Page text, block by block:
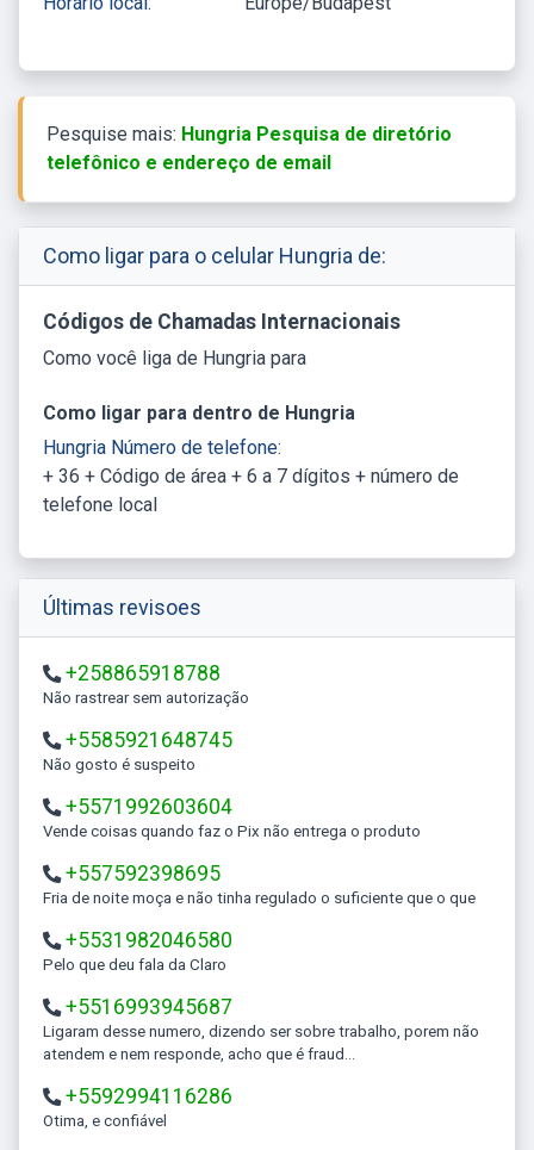
Pesquise mais: Hungria Pesquisa de diretório
telefônico e endereço de email
Como ligar para o celular Hungria de:
Códigos de Chamadas Internacionais
Como você liga de Hungria para
Como ligar para dentro de Hungria
Hungria Número de telefone:
+ 36 + Código de área + 6 a 7 dígitos + número de
telefone local
Últimas revisoes
+258865918788
Não rastrear sem autorização
+5585921648745
Não gosto é suspeito
+5571992603604
Vende coisas quando faz o Pix não entrega o produto
+557592398695
Fria de noite moça e não tinha regulado o suficiente que o que
+5531982046580
Pelo que deu fala da Claro
+5516993945687
Ligaram desse numero, dizendo ser sobre trabalho, porem não
atendem e nem responde, acho que é fraud...
+5592994116286
Otima, e confiável